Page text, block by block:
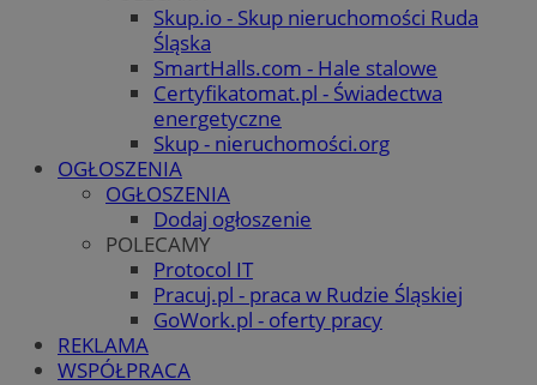
Skup.io - Skup nieruchomości Ruda
Śląska
SmartHalls.com - Hale stalowe
Certyfikatomat.pl - Świadectwa
energetyczne
Skup - nieruchomości.org
OGŁOSZENIA
OGŁOSZENIA
Dodaj ogłoszenie
POLECAMY
Protocol IT
Pracuj.pl - praca w Rudzie Śląskiej
GoWork.pl - oferty pracy
REKLAMA
WSPÓŁPRACA